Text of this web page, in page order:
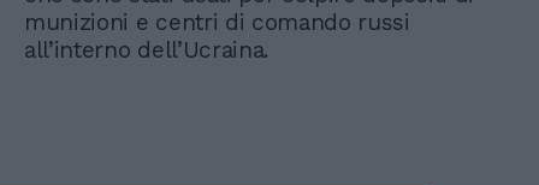
munizioni e centri di comando russi
all’interno dell’Ucraina.